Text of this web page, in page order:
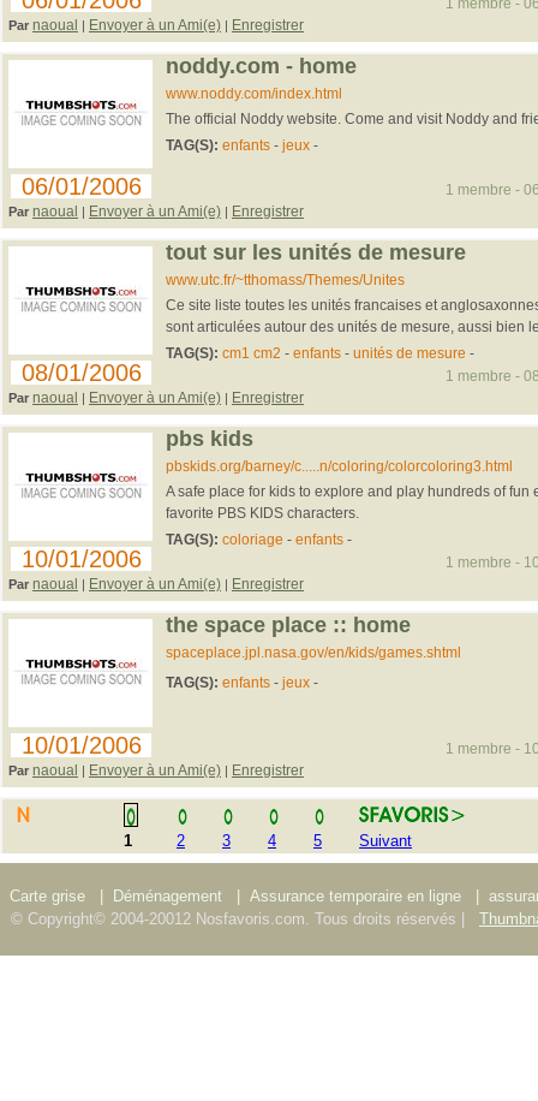
Par naoual | Envoyer à un Ami(e) | Enregistrer
1 membre -
06/01/2006
noddy.com - home
www.noddy.com/index.html
The official Noddy website. Come and visit Noddy and
TAG(S): enfants- jeux-
Par naoual | Envoyer à un Ami(e) | Enregistrer
1 membre -
08/01/2006
tout sur les unités de mesure
www.utc.fr/~tthomass/Themes/Unites
Ce site liste toutes les unités francaises et
sont articulées autour des unités de mesure, aussi bien
TAG(S): cm1 cm2 - enfants- unités de mesure -
Par naoual | Envoyer à un Ami(e) | Enregistrer
1 membre -
10/01/2006
pbs kids
pbskids.org/barney/c.....n/coloring/colorcoloring3.html
A safe place for kids to explore and play hundreds of fun
favorite PBS KIDS characters.
TAG(S): coloriage - enfants-
Par naoual | Envoyer à un Ami(e) | Enregistrer
1 membre -
10/01/2006
the space place :: home
spaceplace.jpl.nasa.gov/en/kids/games.shtml
TAG(S): enfants- jeux-
Par naoual | Envoyer à un Ami(e) | Enregistrer
1 membre -
1 2 3 4 5 Suivant
Carte grise Déménagement Assurance temporaire en ligne
© Copyright© 2004-20012 Nosfavoris.com. Tous droits réservés |